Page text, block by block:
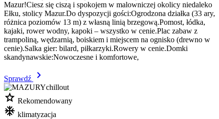
Mazur!Ciesz się ciszą i spokojem w malowniczej okolicy niedaleko
Ełku, stolicy Mazur.Do dyspozycji gości:Ogrodzona działka (33 ary,
różnica poziomów 13 m) z własną linią brzegową.Pomost, łódka,
kajaki, rower wodny, kapoki – wszystko w cenie.Plac zabaw z
trampoliną, wędzarnią, boiskiem i miejscem na ognisko (drewno w
cenie).Salka gier: bilard, piłkarzyki.Rowery w cenie.Domki
skandynawskie:Nowoczesne i komfortowe,
Sprawdź
chevron_right
star Rekomendowany
mode_cool klimatyzacja